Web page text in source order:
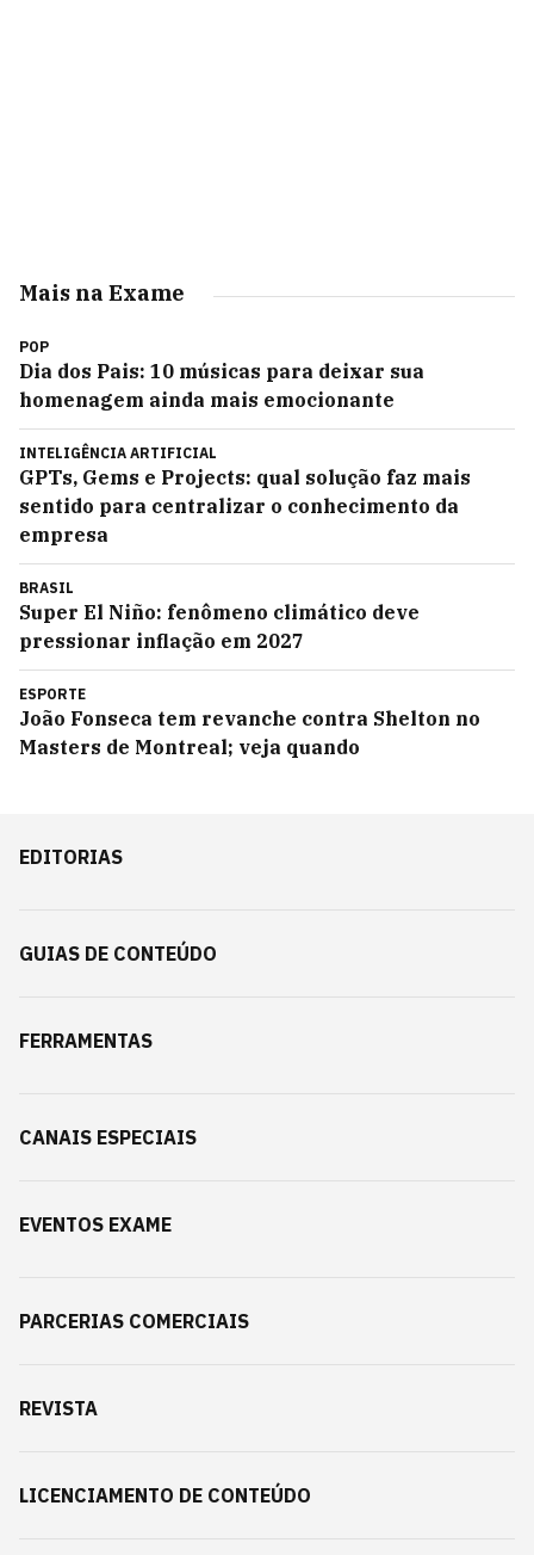
Mais na Exame
POP
Dia dos Pais: 10 músicas para deixar sua
homenagem ainda mais emocionante
INTELIGÊNCIA ARTIFICIAL
GPTs, Gems e Projects: qual solução faz mais
sentido para centralizar o conhecimento da
empresa
BRASIL
Super El Niño: fenômeno climático deve
pressionar inflação em 2027
ESPORTE
João Fonseca tem revanche contra Shelton no
Masters de Montreal; veja quando
EDITORIAS
GUIAS DE CONTEÚDO
FERRAMENTAS
CANAIS ESPECIAIS
EVENTOS EXAME
PARCERIAS COMERCIAIS
REVISTA
LICENCIAMENTO DE CONTEÚDO